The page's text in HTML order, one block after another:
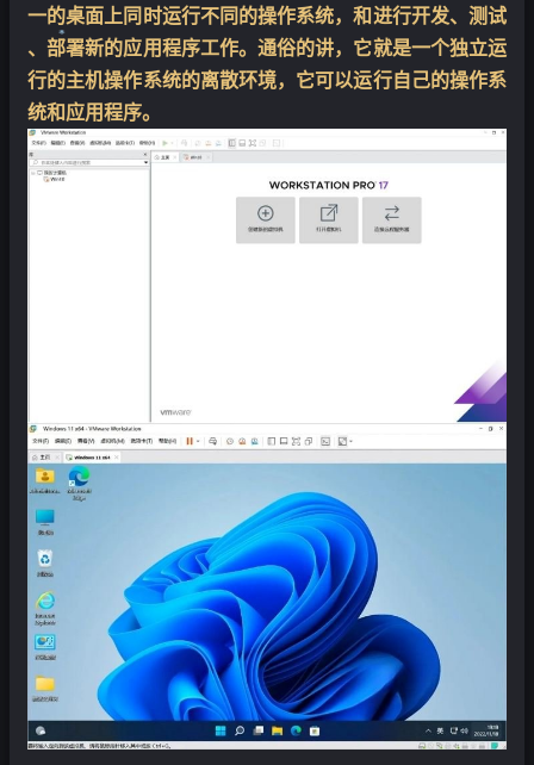
一的桌面上同时运行不同的操作系统，和进行开发、测试
、部署新的应用程序工作。通俗的讲，它就是一个独立运
行的主机操作系统的离散环境，它可以运行自己的操作系
统和应用程序。